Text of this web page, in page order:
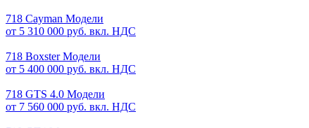
718 Cayman Модели
от 5 310 000 руб. вкл. НДС
718 Boxster Модели
от 5 400 000 руб. вкл. НДС
718 GTS 4.0 Модели
от 7 560 000 руб. вкл. НДС